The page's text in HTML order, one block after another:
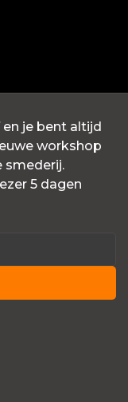
je bent altijd
workshop
smederij.
5 dagen